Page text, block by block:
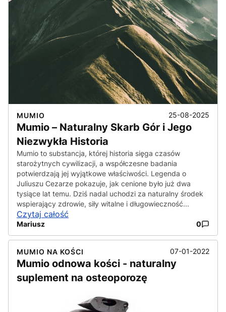
MUMIO 25-08-2025
Mumio – Naturalny Skarb Gór i Jego
Niezwykła Historia
Mumio to substancja, której historia sięga czasów
starożytnych cywilizacji, a współczesne badania
potwierdzają jej wyjątkowe właściwości. Legenda o
Juliuszu Cezarze pokazuje, jak cenione było już dwa
tysiące lat temu. Dziś nadal uchodzi za naturalny środek
wspierający zdrowie, siły witalne i długowieczność...
Czytaj całość
Mariusz 0
MUMIO NA KOŚCI 07-01-2022
Mumio odnowa kości - naturalny
suplement na osteoporozę